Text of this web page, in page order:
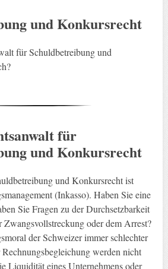
und Konkursrecht
für Schuldbetreibung und
für
und Konkursrecht
und Konkursrecht ist
(Inkasso). Haben Sie eine
Sie Fragen zu der Durchsetzbarkeit
Zwangsvollstreckung oder dem Arrest?
der Schweizer immer schlechter
werden nicht
Liquidität eines Unternehmens oder